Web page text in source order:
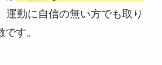
運動に自信の無い方でも取り
す。